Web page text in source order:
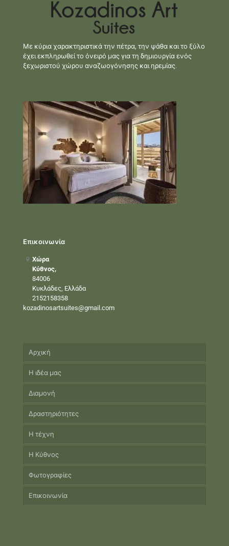
Με κύρια χαρακτηριστικά την πέτρα, την ψάθα και το ξύλο
έχει εκπληρωθεί το όνειρό μας για τη δημιουργία ενός
ξεχωριστού χώρου αναζωογόνησης και ηρεμίας.
Επικοινωνία
Χώρα
Κύθνος,
84006
Κυκλάδες, Ελλάδα
2152158358
kozadinosartsuites@gmail.com
Αρχική
Η ιδέα μας
Διαμονή
Δραστηριότητες
Η τέχνη
Η Κύθνος
Φωτογραφίες
Επικοινωνία